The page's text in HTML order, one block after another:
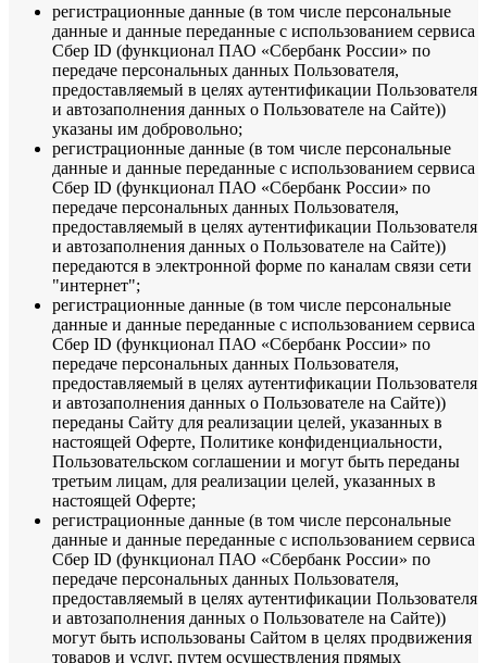
регистрационные данные (в том числе персональные
данные и данные переданные с использованием сервиса
Сбер ID (функционал ПАО «Сбербанк России» по
передаче персональных данных Пользователя,
предоставляемый в целях аутентификации Пользователя
и автозаполнения данных о Пользователе на Сайте))
указаны им добровольно;
регистрационные данные (в том числе персональные
данные и данные переданные с использованием сервиса
Сбер ID (функционал ПАО «Сбербанк России» по
передаче персональных данных Пользователя,
предоставляемый в целях аутентификации Пользователя
и автозаполнения данных о Пользователе на Сайте))
передаются в электронной форме по каналам связи сети
"интернет";
регистрационные данные (в том числе персональные
данные и данные переданные с использованием сервиса
Сбер ID (функционал ПАО «Сбербанк России» по
передаче персональных данных Пользователя,
предоставляемый в целях аутентификации Пользователя
и автозаполнения данных о Пользователе на Сайте))
переданы Сайту для реализации целей, указанных в
настоящей Оферте, Политике конфиденциальности,
Пользовательском соглашении и могут быть переданы
третьим лицам, для реализации целей, указанных в
настоящей Оферте;
регистрационные данные (в том числе персональные
данные и данные переданные с использованием сервиса
Сбер ID (функционал ПАО «Сбербанк России» по
передаче персональных данных Пользователя,
предоставляемый в целях аутентификации Пользователя
и автозаполнения данных о Пользователе на Сайте))
могут быть использованы Сайтом в целях продвижения
товаров и услуг, путем осуществления прямых